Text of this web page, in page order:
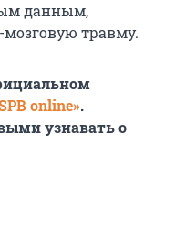
данным,
травму.
online».
узнавать о